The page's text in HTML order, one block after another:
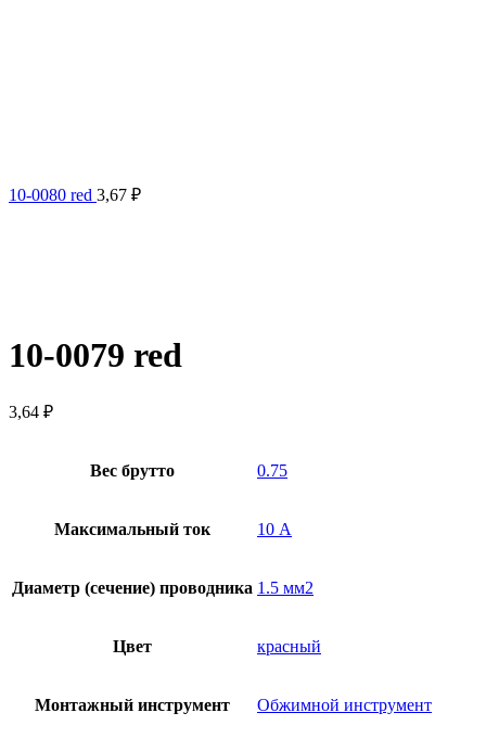
10-0080 red 3,67 ₽
10-0079 red
3,64 ₽
Вес брутто 0.75
Максимальный ток 10 А
Диаметр (сечение) проводника 1.5 мм2
Цвет красный
Монтажный инструмент Обжимной инструмент